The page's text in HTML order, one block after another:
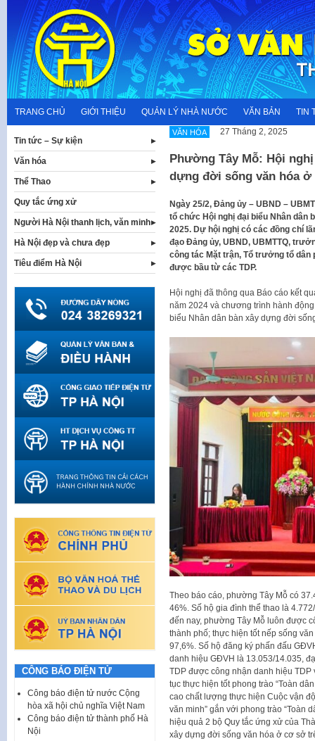
content
TRANG CHỦ GIỚI THIỆU QUẢN LÝ NHÀ NƯỚC VĂN BẢN TIN
VĂN HÓA 27 Tháng 2, 2025
Phường Tây Mỗ: Hội
dựng đời sống văn hóa ở
Ngày 25/2, Đảng ủy – UBND –
tổ chức Hội nghị đại biểu Nhân
2025. Dự hội nghị có các đồng chí
đạo Đảng ủy, UBND, UBMTTQ,
công tác Mặt trận, Tổ trưởng tổ dân
được bầu từ các TDP.
Hội nghị đã thông qua Báo cáo kết
năm 2024 và chương trình hành
biểu Nhân dân bàn xây dựng đời
Theo báo cáo, phường Tây Mỗ có
46%. Số hộ gia đình thể thao là
đến nay, phường Tây Mỗ luôn được
thành phố; thực hiện tốt nếp sống
97,6%. Số hộ đăng ký phấn đấu
danh hiệu GĐVH là 13.053/14.035,
TDP được công nhận danh hiệu TDP
tục thực hiện tốt phong trào “Toàn
cao chất lượng thực hiện Cuộc vận
văn minh” gắn với phong trào “Toàn
hiệu quả 2 bộ Quy tắc ứng xử của
xây dựng đời sống văn hóa ở cơ sở
Tin tức – Sự kiện
Văn hóa
Thể Thao
Quy tắc ứng xử
Người Hà Nội thanh lịch, văn minh
Hà Nội đẹp và chưa đẹp
Tiêu điểm Hà Nội
CÔNG BÁO ĐIỆN TỬ
Công báo điện tử nước Cộng
hòa xã hội chủ nghĩa Việt Nam
Công báo điện tử thành phố Hà
Nội